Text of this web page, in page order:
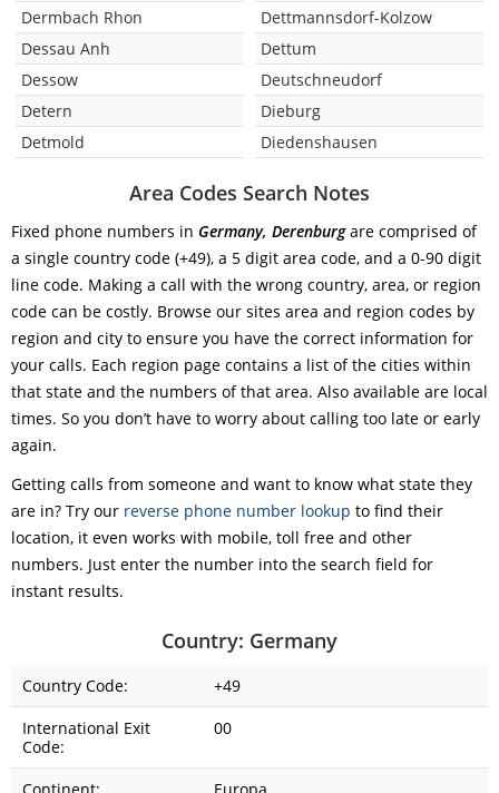
Dermbach Rhon
Dessau Anh
Dessow
Detern
Detmold
Dettmannsdorf-Kolzow
Dettum
Deutschneudorf
Dieburg
Diedenshausen
Area Codes Search Notes
Fixed phone numbers in Germany, Derenburgare comprised of
a single country code (+49), a 5 digit area code, and a 0-90 digit
line code. Making a call with the wrong country, area, or region
code can be costly. Browse our sites area and region codes by
region and city to ensure you have the correct information for
your calls. Each region page contains a list of the cities within
that state and the numbers of that area. Also available are local
times. So you don’t have to worry about calling too late or early
again.
Getting calls from someone and want to know what state they
are in? Try our reverse phone number lookup to find their
location, it even works with mobile, toll free and other
numbers. Just enter the number into the search field for
instant results.
Country: Germany
Country Code:
+49
International Exit
Code:
00